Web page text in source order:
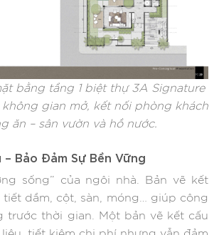
bằng tầng 1 biệt thự 3A Signature
gian mở, kết nối phòng khách
ăn – sân vườn và hồ nước.
– Bảo Đảm Sự Bền Vững
sống” của ngôi nhà. Bản vẽ kết
tiết dầm, cột, sàn, móng… giúp công
trước thời gian. Một bản vẽ kết cấu